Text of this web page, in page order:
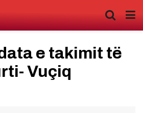
e takimit të
Vuçiq